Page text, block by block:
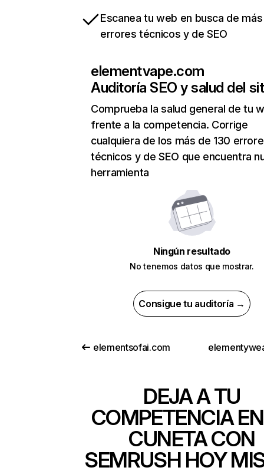
Escanea tu web en busca de
errores técnicos y de SEO
elementvape.com
Auditoría SEO y salud del
Comprueba la salud general de tu
frente a la competencia. Corrige
cualquiera de los más de 130
técnicos y de SEO que encuentra
herramienta
Ningún resultado
No tenemos datos que mostrar.
Consigue tu auditoría →
elementsofai.com
DEJA A TU
COMPETENCIA
CUNETA CON
SEMRUSH HOY